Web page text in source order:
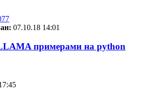
07.10.18 14:01
примерами на python